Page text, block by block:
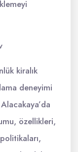
kiralık
deneyimi
özellikleri,